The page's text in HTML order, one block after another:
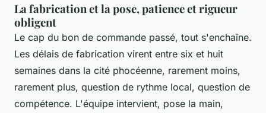
La fabrication et la pose, patience et rigueur
obligent
Le cap du bon de commande passé, tout s'enchaîne.
Les délais de fabrication virent entre six et huit
semaines dans la cité phocéenne, rarement moins,
rarement plus, question de rythme local, question de
compétence. L'équipe intervient, pose la main,